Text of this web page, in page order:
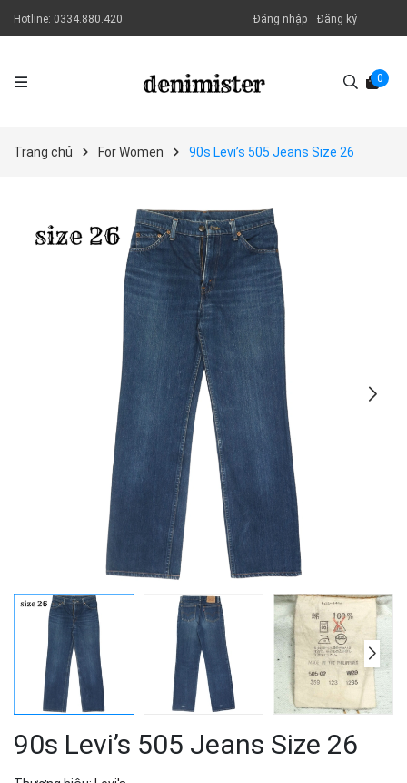
Hotline: 0334.880.420 Đăng nhập Đăng ký
0
Trang chủ For Women 90s Levi’s 505 Jeans Size 26
90s Levi’s 505 Jeans Size 26